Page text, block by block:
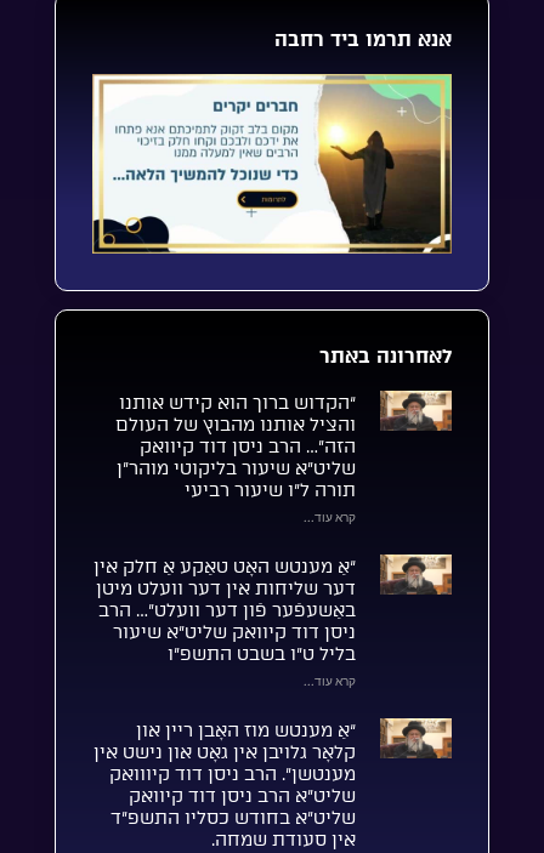
אנא תרמו ביד רחבה
לאחרונה באתר
“הקדוש ברוך הוא קידש אותנו
והציל אותנו מהבוץ של העולם
הזה”… הרב ניסן דוד קיוואק
שליט”א שיעור בליקוטי מוהר”ן
תורה ל”ו שיעור רביעי
קרא עוד...
“אַ מענטש האָט טאַקע אַ חלק אין
דער שליחות אין דער וועלט מיטן
באַשעפֿער פֿון דער וועלט”… הרב
ניסן דוד קיוואק שליט”א שיעור
בליל ט”ו בשבט התשפ”ו
קרא עוד...
“אַ מענטש מוז האָבן ריין און
קלאָר גלויבן אין גאָט און נישט אין
מענטשן”. הרב ניסן דוד קיווואק
שליט”א הרב ניסן דוד קיוואק
שליט”א בחודש כסליו התשפ”ד
אין סעודת שמחה.